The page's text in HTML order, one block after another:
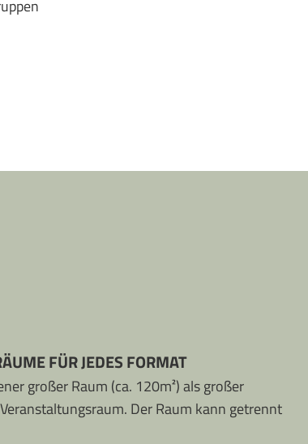
FÜR JEDES FORMAT
großer Raum (ca. 120m²) als großer
Der Raum kann getrennt